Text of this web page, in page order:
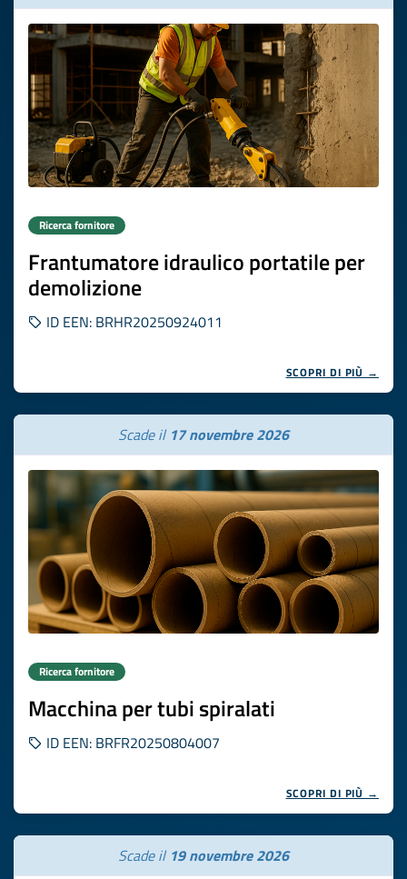
Ricerca fornitore
Frantumatore idraulico portatile per
demolizione
ID EEN: BRHR20250924011
SCOPRI DI PIÙ →
Scade il 17 novembre 2026
Ricerca fornitore
Macchina per tubi spiralati
ID EEN: BRFR20250804007
SCOPRI DI PIÙ →
Scade il 19 novembre 2026